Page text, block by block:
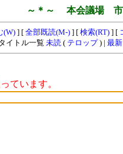
～＊～ 本会議場 市
(W)] [ 全部既読(M-)] [ 検索(RT)] [
イトル一覧 未読( テロップ) | 最新
ています。